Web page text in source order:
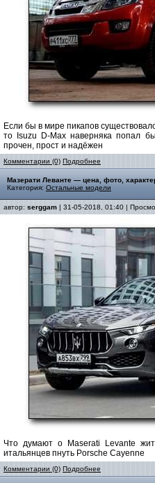
Если бы в мире пикапов
то Isuzu D-Max наверняка попал
прочен, прост и надёжен
Комментарии (0) Подробнее
Мазерати Леванте — цена, фото,
Категория: Остальные модели
автор: serggam | 31-05-2018, 01:40 |
Что думают о Maserati Levante
итальянцев пнуть Porsche Cayenne
Комментарии (0) Подробнее